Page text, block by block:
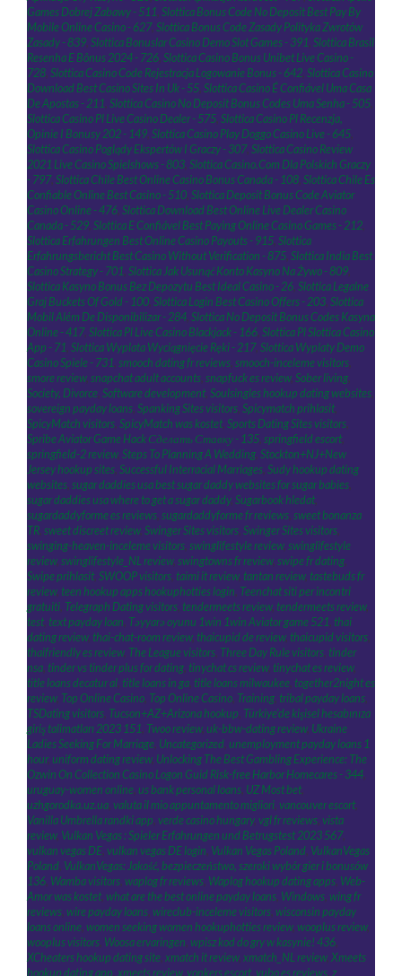
Games Dobrej Zabawy - 511, Slottica Bonus Code No Deposit Best Pay By
Mobile Online Casino - 627, Slottica Bonus Code Zasady Polityka Zwrotów
Zasady - 839, Slottica Bonuslar Casino Demo Slot Games - 391, Slottica Brasil
Resenha E Bônus 2024 - 726, Slottica Casino Bonus Unibet Live Casino -
728, Slottica Casino Code Rejestracja Logowanie Bonus - 642, Slottica Casino
Download Best Casino Sites In Uk - 55, Slottica Casino É Confiável Uma Casa
De Apostas - 211, Slottica Casino No Deposit Bonus Codes Uma Senha - 505,
Slottica Casino Pl Live Casino Dealer - 575, Slottica Casino Pl Recenzja,
Opinie I Bonusy 202 - 149, Slottica Casino Play Doggo Casino Live - 645,
Slottica Casino Poglądy Ekspertów I Graczy - 307, Slottica Casino Review
2021 Live Casino Spielshows - 803, Slottica Casino.Com Dla Polskich Graczy
- 797, Slottica Chile Best Online Casino Bonus Canada - 108, Slottica Chile Es
Confiable Online Best Casino - 510, Slottica Deposit Bonus Code Aviator
Casino Online - 476, Slottica Download Best Online Live Dealer Casino
Canada - 529, Slottica E Confiável Best Paying Online Casino Games - 212,
Slottica Erfahrungen Best Online Casino Payouts - 915, Slottica
Erfahrungsbericht Best Casino Without Verification - 875, Slottica India Best
Casino Strategy - 701, Slottica Jak Usunąć Konto Kasyno Na Żywo - 809,
Slottica Kasyno Bonus Bez Depozytu Best Ideal Casino - 26, Slottica Legalne
Graj Buckets Of Gold - 100, Slottica Login Best Casino Offers - 203, Slottica
Mobil Além De Disponibilizar - 284, Slottica No Deposit Bonus Codes Kasyna
Online - 417, Slottica Pl Live Casino Blackjack - 166, Slottica Pl Slottica Casino
App - 71, Slottica Wyplata Wyciągnięcie Ręki - 217, Slottica Wyplaty Demo
Casino Spiele - 731, smooch dating fr reviews, smooch-inceleme visitors,
smore review, snapchat adult accounts, snapfuck es review, Sober living,
Society, Divorce, Software development, Soulsingles hookup dating websites,
sovereign payday loans, Spanking Sites visitors, Spicymatch prihlasit,
SpicyMatch visitors, SpicyMatch was kostet, Sports Dating Sites visitors,
Spribe Aviator Game Hack Сделать Ставку - 135, springfield escort,
springfield-2 review, Steps To Planning A Wedding, Stockton+NJ+New
Jersey hookup sites, Successful Interracial Marriages, Sudy hookup dating
websites, sugar daddies usa best sugar daddy websites for sugar babies,
sugar daddies usa where to get a sugar daddy, Sugarbook hledat,
sugardaddyforme es reviews, sugardaddyforme fr reviews, sweet bonanza
TR, sweet discreet review, Swinger Sites visitors, Swinger Sites visitors,
swinging-heaven-inceleme visitors, swinglifestyle review, swinglifestyle
review, swinglifestyle_NL review, swingtowns fr review, swipe fr dating,
Swipe prihlasit, SWOOP visitors, taimi it review, tantan review, tastebuds fr
review, teen hookup apps hookuphotties login, Teenchat siti per incontri
gratuiti, Telegraph Dating visitors, tendermeets review, tendermeets review,
test, text payday loan, Təyyarə oyunu 1win 1win Aviator game 521, thai
dating review, thai-chat-room review, thaicupid de review, thaicupid visitors,
thaifriendly es review, The League visitors, Three Day Rule visitors, tinder
nsa, tinder vs tinder plus for dating, tinychat cs review, tinychat es review,
title loans decatur al, title loans in ga, title loans milwaukee, together2night es
review, Top Online Casino, Top Online Casino, Training, tribal payday loans,
TSDating visitors, Tucson+AZ+Arizona hookup, Türkiye'de kişisel hesabınıza
giriş talimatları 2023 151, Twoo review, uk-bbw-dating review, Ukraine
Ladies Seeking For Marriage, Uncategorized, unemployment payday loans 1
hour, uniform dating review, Unlocking The Best Gambling Experience: The
Ozwin On Collection Casino Logon Guid Risk-free Harbor Homecares - 344,
uruguay-women online, us bank personal loans, UZ Most bet,
uzhgorodka.uz.ua, valuta il mio appuntamento migliori, vancouver escort,
Vanilla Umbrella randki app, verde casino hungary, vgl fr reviews, vista
review, Vulkan Vegas ️: Spieler Erfahrungen und Betrugstest 2023 567,
vulkan vegas DE, vulkan vegas DE login, Vulkan Vegas Poland, VulkanVegas
Poland, VulkanVegas: Jakość, bezpieczeństwo, szeroki wybór gier i bonusów
136, Wamba visitors, waplog fr reviews, Waplog hookup dating apps, Web-
Amor was kostet, what are the best online payday loans, Windows, wing fr
reviews, wire payday loans, wireclub-inceleme visitors, wisconsin payday
loans online, women seeking women hookuphotties review, wooplus review,
wooplus visitors, Woosa ervaringen, wpisz kod do gry w kasynie! 436,
XCheaters hookup dating site, xmatch it review, xmatch_NL review, Xmeets
hookup dating app, xmeets review, yonkers escort, yubo es reviews, z